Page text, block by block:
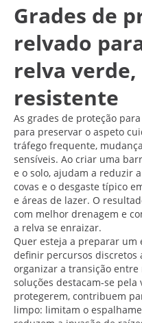
Grades de
relvado
relva
resistente
As grades de proteção
para preservar o aspeto
tráfego frequente,
sensíveis. Ao criar uma
e o solo, ajudam a reduzir
covas e o desgaste típico
e áreas de lazer. O
com melhor drenagem e
a relva se enraizar.
Quer esteja a preparar um
definir percursos discretos
organizar a transição entre
soluções destacam-se
protegerem, contribuem
limpo: limitam o